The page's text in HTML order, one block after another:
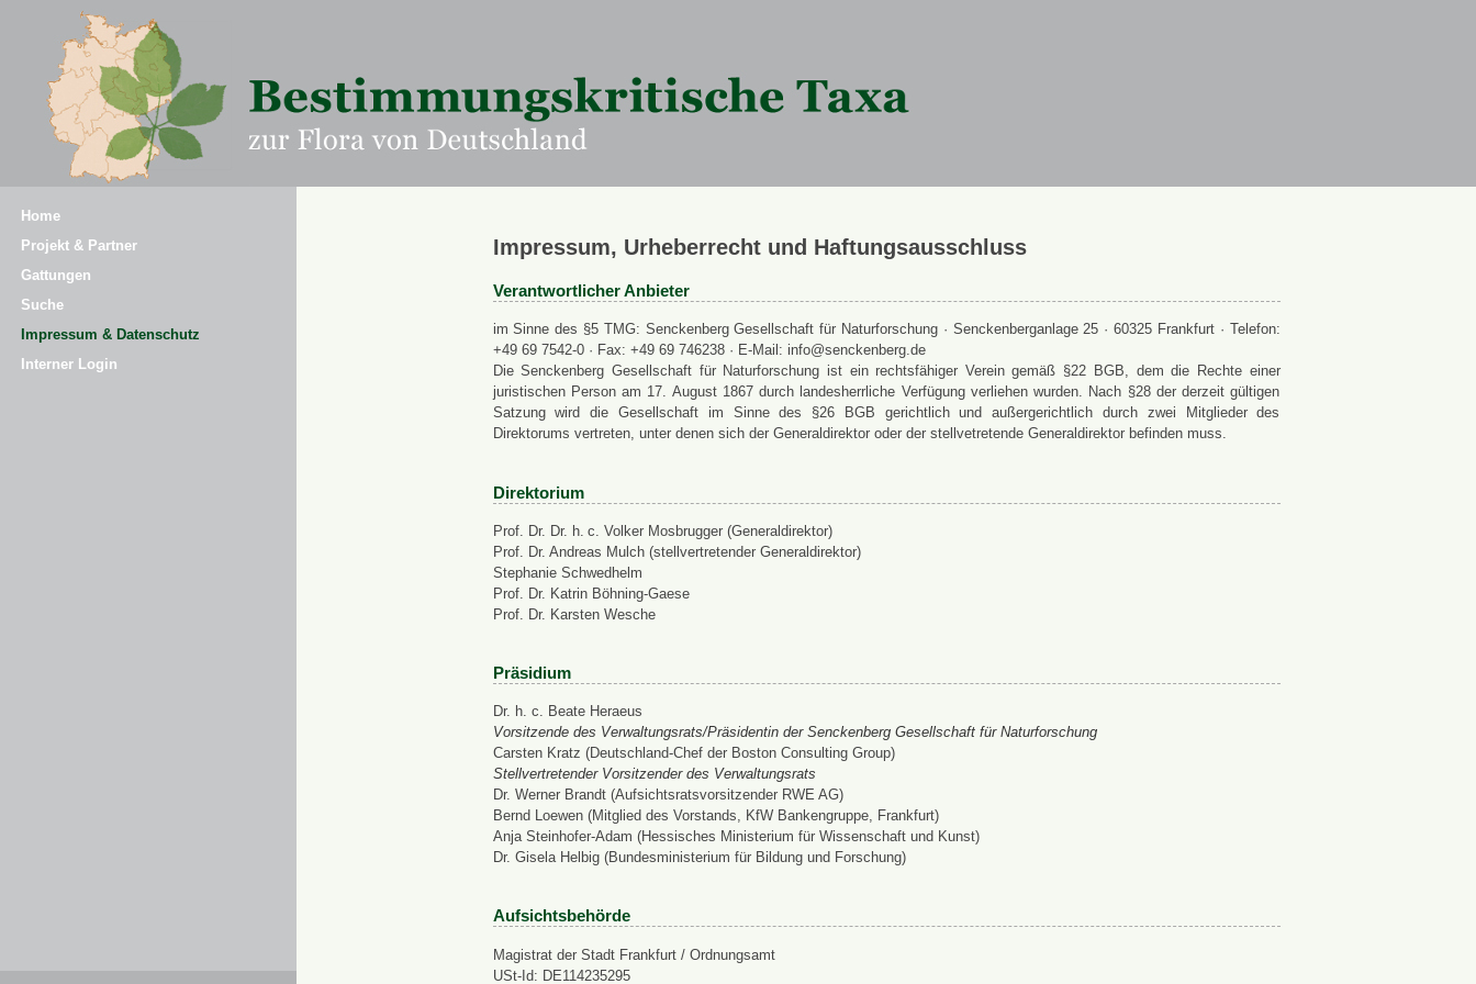
Home
Projekt & Partner
Gattungen
Suche
Impressum & Datenschutz
Interner Login
Impressum, Urheberrecht und Haftungsausschluss
Verantwortlicher Anbieter
im Sinne des §5 TMG: Senckenberg Gesellschaft für Naturforschung · Senckenberganlage 25 · 60325 Frankfurt · Telefon:
+49 69 7542-0 · Fax: +49 69 746238 · E-Mail: info@senckenberg.de
Die Senckenberg Gesellschaft für Naturforschung ist ein rechtsfähiger Verein gemäß §22 BGB, dem die Rechte einer
juristischen Person am 17. August 1867 durch landesherrliche Verfügung verliehen wurden. Nach §28 der derzeit gültigen
Satzung wird die Gesellschaft im Sinne des §26 BGB gerichtlich und außergerichtlich durch zwei Mitglieder des
Direktorums vertreten, unter denen sich der Generaldirektor oder der stellvetretende Generaldirektor befinden muss.
Direktorium
Prof. Dr. Dr. h. c. Volker Mosbrugger (Generaldirektor)
Prof. Dr. Andreas Mulch (stellvertretender Generaldirektor)
Stephanie Schwedhelm
Prof. Dr. Katrin Böhning-Gaese
Prof. Dr. Karsten Wesche
Präsidium
Dr. h. c. Beate Heraeus
Vorsitzende des Verwaltungsrats/Präsidentin der Senckenberg Gesellschaft für Naturforschung
Carsten Kratz (Deutschland-Chef der Boston Consulting Group)
Stellvertretender Vorsitzender des Verwaltungsrats
Dr. Werner Brandt (Aufsichtsratsvorsitzender RWE AG)
Bernd Loewen (Mitglied des Vorstands, KfW Bankengruppe, Frankfurt)
Anja Steinhofer-Adam (Hessisches Ministerium für Wissenschaft und Kunst)
Dr. Gisela Helbig (Bundesministerium für Bildung und Forschung)
Aufsichtsbehörde
Magistrat der Stadt Frankfurt / Ordnungsamt
USt-Id: DE114235295